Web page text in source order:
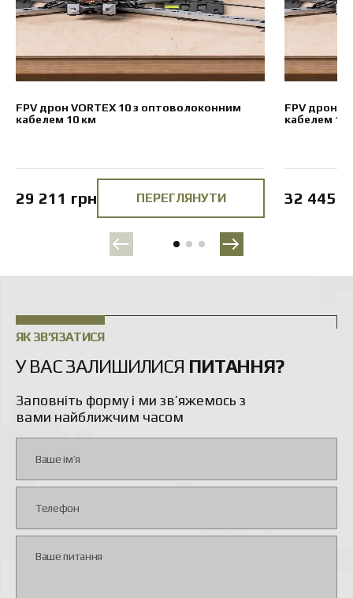
FPV дрон VORTEX 10 з оптоволоконним
кабелем 10 км
29 211 грн ПЕРЕГЛЯНУТИ
FPV дрон
кабелем 15
32 445
ЯК ЗВ’ЯЗАТИСЯ
У ВАС ЗАЛИШИЛИСЯ ПИТАННЯ?
Заповніть форму і ми зв’яжемось з
вами найближчим часом